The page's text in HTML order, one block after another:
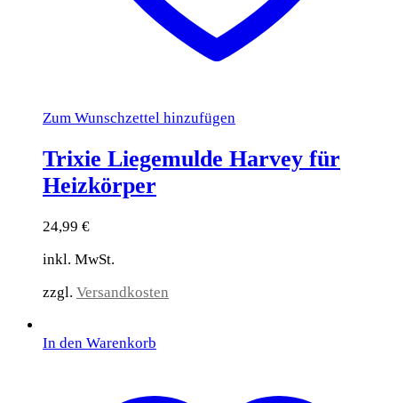
Zum Wunschzettel hinzufügen
Trixie Liegemulde Harvey für
Heizkörper
24,99 €
inkl. MwSt.
zzgl. Versandkosten
In den Warenkorb